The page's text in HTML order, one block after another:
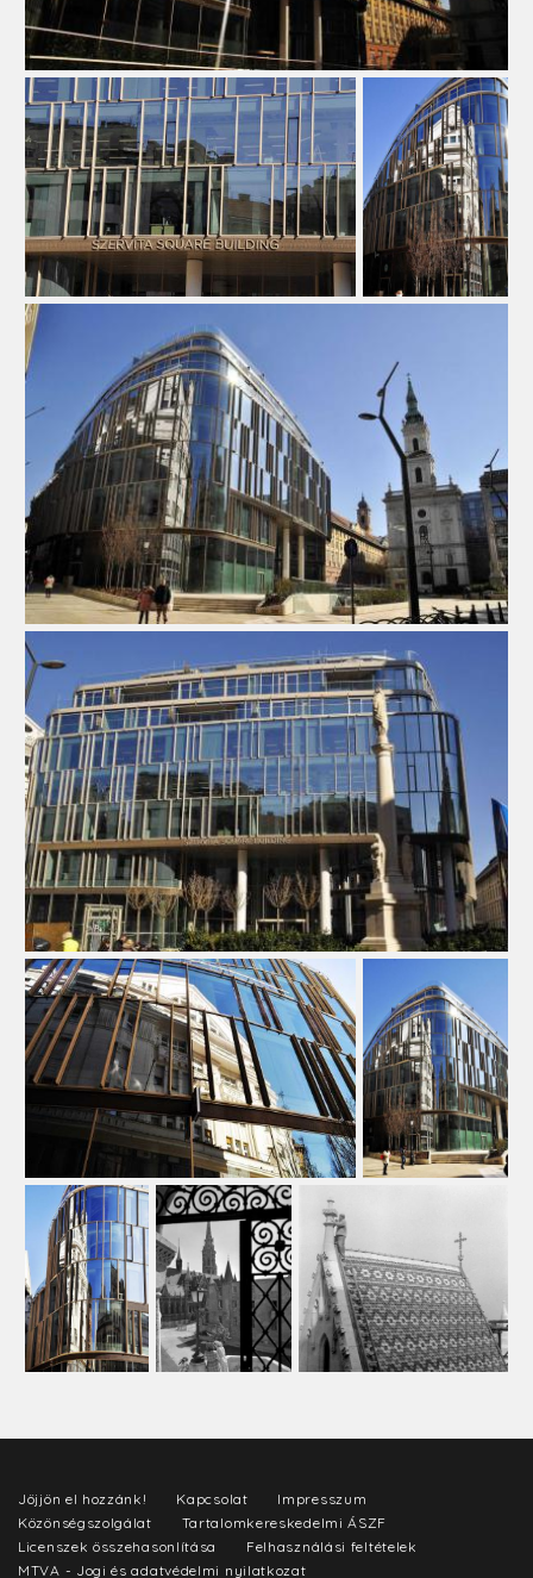
Jöjjön el hozzánk! Kapcsolat
Impresszum
Közönségszolgálat
Tartalomkereskedelmi ÁSZF
Licenszek összehasonlítása
Felhasználási feltételek
MTVA - Jogi és adatvédelmi nyilatkozat